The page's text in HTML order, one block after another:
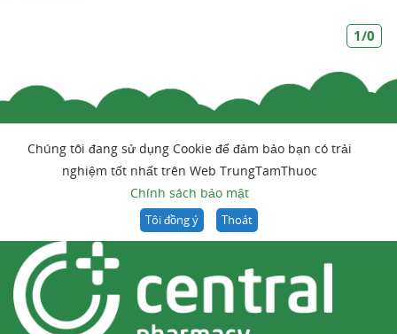
1/0
Chúng tôi đang sử dụng Cookie để đảm bảo bạn có trải
nghiệm tốt nhất trên Web TrungTamThuoc
Chính sách bảo mật
Tôi đồng ý Thoát